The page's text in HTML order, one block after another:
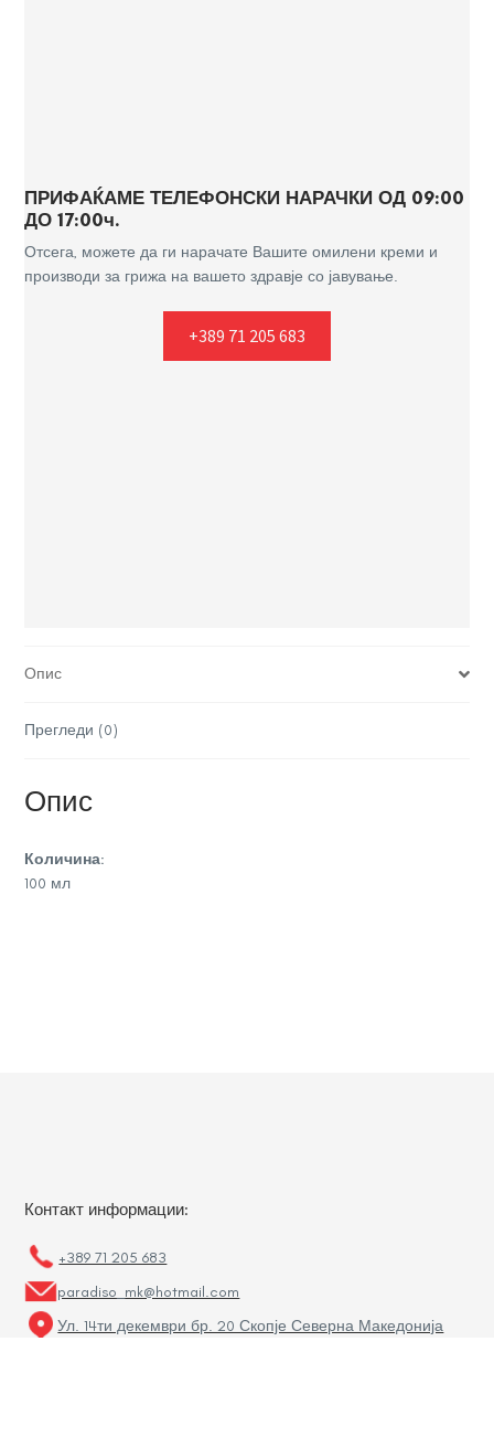
ПРИФАЌАМЕ ТЕЛЕФОНСКИ НАРАЧКИ ОД 09:00
ДО 17:00ч.
Отсега, можете да ги нарачате Вашите омилени креми и
производи за грижа на вашето здравје со јавување.
+389 71 205 683
Опис
Прегледи (0)
Опис
Количина:
100 мл
Контакт информации:
+389 71 205 683
paradiso_mk@hotmail.com
Ул. 14ти декември бр. 20 Скопје Северна Македонија